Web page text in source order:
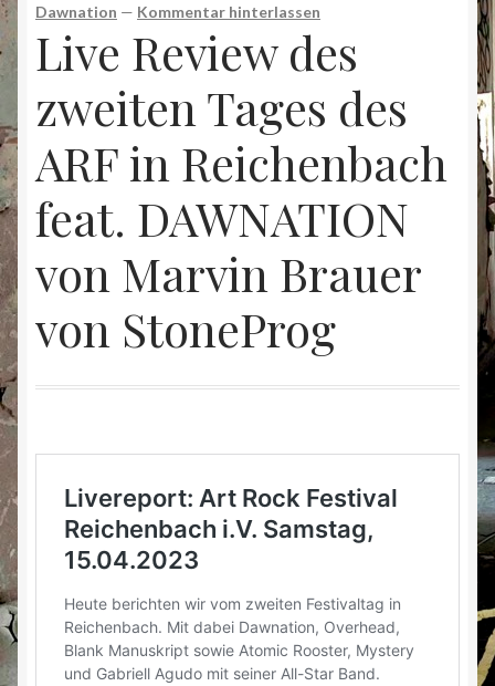
Impressum
Kasse
Kontakt
Mein Konto
Rezensionen
Shop
Dawnation — Kommentar hinterlassen
Live Review des
zweiten Tages des
ARF in Reichenbach
feat. DAWNATION
von Marvin Brauer
von StoneProg